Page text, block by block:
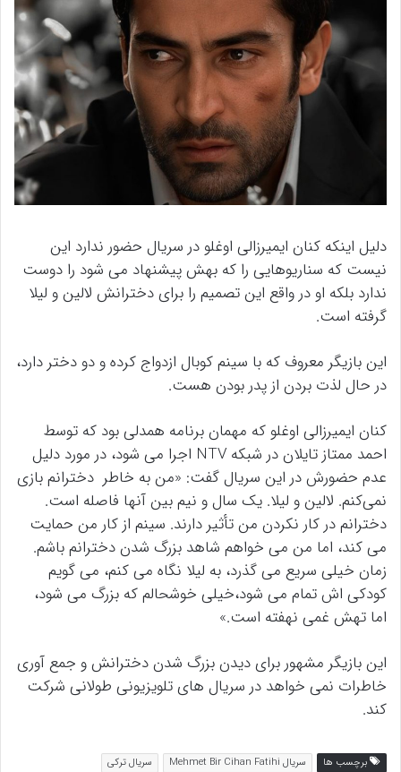
دلیل اینکه کنان ایمیرزالی اوغلو در سریال حضور ندارد این
نیست که سناریوهایی را که بهش پیشنهاد می شود را دوست
ندارد بلکه او در واقع این تصمیم را برای دخترانش لالین و لیلا
گرفته است.
این بازیگر معروف که با سینم کوبال ازدواج کرده و دو دختر دارد،
در حال لذت بردن از پدر بودن هست.
کنان ایمیرزالی اوغلو که مهمان برنامه همدلی بود که توسط
احمد ممتاز تایلان در شبکه NTV اجرا می شود، در مورد دلیل
عدم حضورش در این سریال گفت: «من به خاطر دخترانم بازی
نمی‌کنم. لالین و لیلا. یک سال و نیم بین آنها فاصله است.
دخترانم در کار نکردن من تأثیر دارند. سینم از کار من حمایت
می کند، اما من می خواهم شاهد بزرگ شدن دخترانم باشم.
زمان خیلی سریع می گذرد، به لیلا نگاه می کنم، می گویم
کودکی اش تمام می شود،خیلی خوشحالم که بزرگ می شود،
اما تهش غمی نهفته است.»
این بازیگر مشهور برای دیدن بزرگ شدن دخترانش و جمع آوری
خاطرات نمی خواهد در سریال های تلویزیونی طولانی شرکت
کند.
برچسب ها سریال Mehmet Bir Cihan Fatihi
سریال ترکی